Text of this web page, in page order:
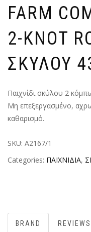
FARM
2-KNOT
ΣΚΥΛΟΥ
Παιχνίδι σκύλου 2
Μη επεξεργασμένο,
καθαρισμό.
SKU: A2167/1
Categories: ΠΑΙΧΝΙΔΙΑ,
BRAND